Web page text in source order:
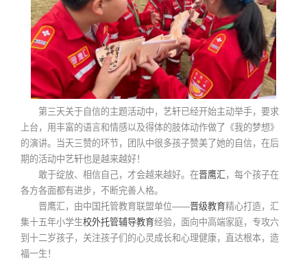
第三天关于自信的主题活动中，艺轩已经开始主动举手，要求
上台，用丰富的语言和情感以及得体的肢体动作做了《我的梦想》
的演讲。当天三赞的环节，团队中很多孩子赞美了她的自信，在后
期的活动中艺轩也是越来越好！
敢于绽放、相信自己，才会越来越好。在晋鹰汇，每个孩子在
各方各面都有进步，不断完善人格。
晋鹰汇，由中国托管教育联盟单位——晋级教育精心打造，汇
集十五年小学生校外托管辅导教育经验，面向中高端家庭，专攻六
到十二岁孩子，关注孩子们的心灵成长和心理健康，直达根本，造
福一生！